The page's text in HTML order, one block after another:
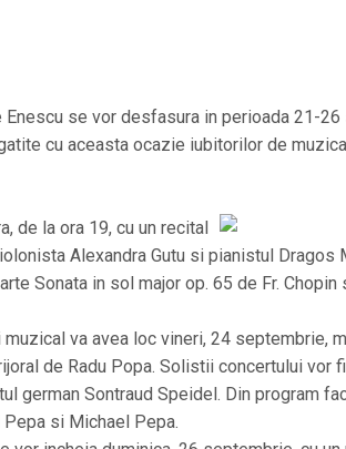
se vor desfasura in perioada 21-
cu aceasta ocazie iubitorilor de
de la ora 19, cu un recital
Alexandra Gutu si pianistul Dragos
Sonata in sol major op. 65 de Fr. Chopin
va avea loc vineri, 24 septembrie,
de Radu Popa. Solistii concertului vor
german Sontraud Speidel. Din program
si Michael Pepa.